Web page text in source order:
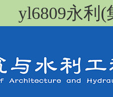
yl6809永利